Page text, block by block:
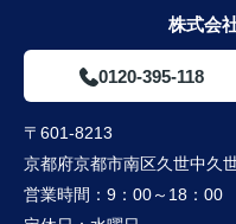
ありがとうござ
株式会
0120-395-118
〒601-8213
京都府京都市南区久世中久
営業時間： 9：00～18：00